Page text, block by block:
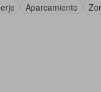
Aparcamiento